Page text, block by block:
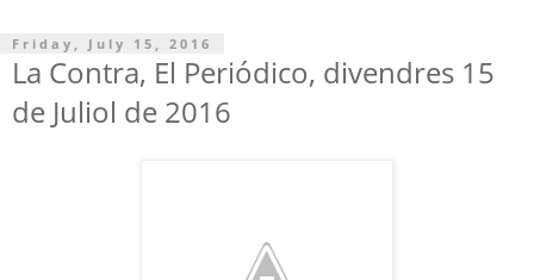
Friday, July 15, 2016
La Contra, El Periódico, divendres 15
de Juliol de 2016